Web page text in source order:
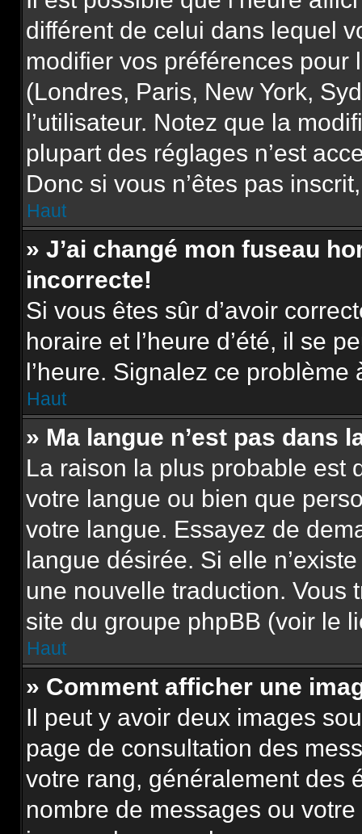
différent de celui dans lequel
modifier vos préférences
(Londres, Paris, New York,
l’utilisateur. Notez que la
plupart des réglages n’est
Donc si vous n’êtes pas
Haut
» J’ai changé mon fuseau
incorrecte!
Si vous êtes sûr d’avoir
horaire et l’heure d’été, il se
l’heure. Signalez ce problème
Haut
» Ma langue n’est pas dans
La raison la plus probable est
votre langue ou bien que
votre langue. Essayez de
langue désirée. Si elle
une nouvelle traduction. Vous
site du groupe phpBB (voir le
Haut
» Comment afficher une
Il peut y avoir deux images
page de consultation des
votre rang, généralement des
nombre de messages ou